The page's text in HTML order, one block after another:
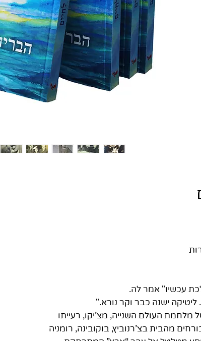
עכשיו" אמר לה.
ליטיקה ישנה כבר וקר נורא."
של מלחמת העולם השנייה, מצ’יקו, רעייתו
מהבית בצ'רנוביץ, בוקובינה, רומניה